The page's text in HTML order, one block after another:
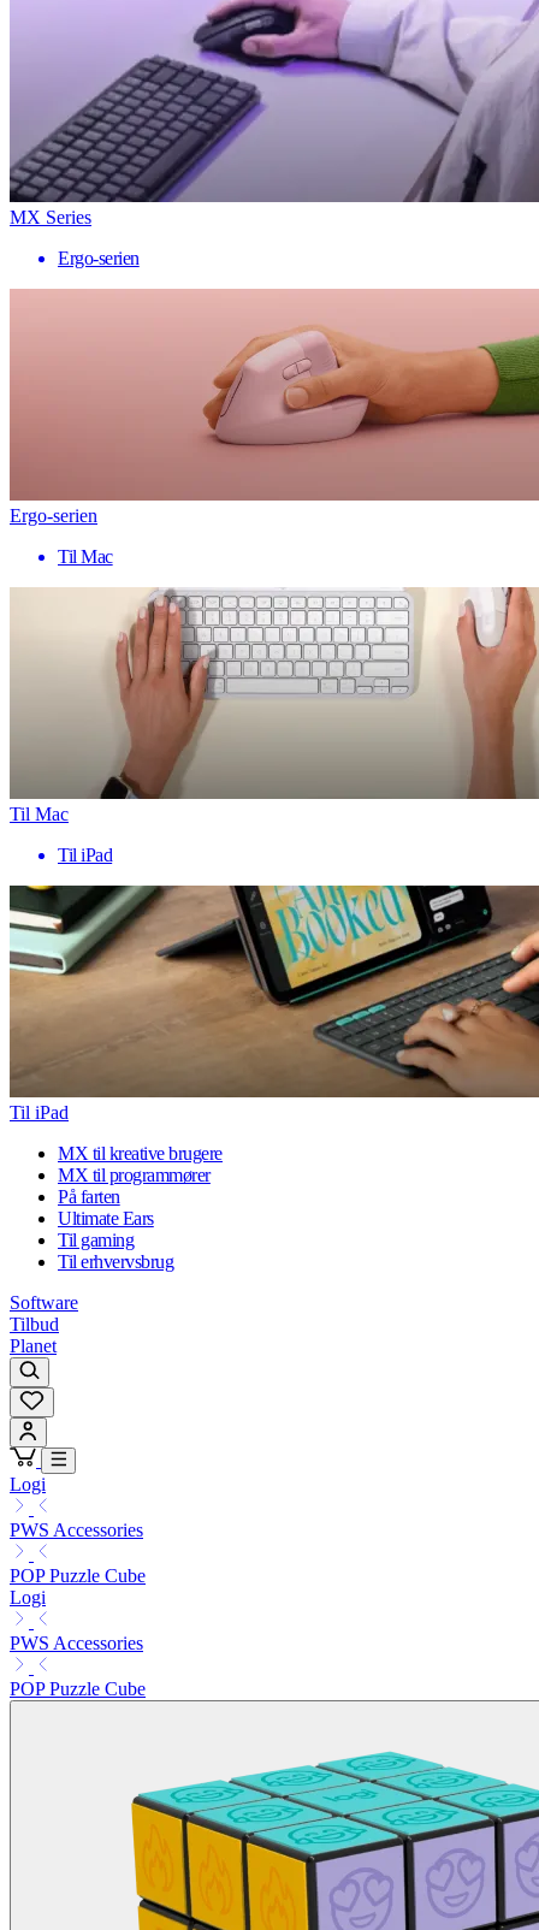
MX Series
Ergo-serien
Ergo-serien
Til Mac
Til Mac
Til iPad
Til iPad
MX til kreative brugere
MX til programmører
På farten
Ultimate Ears
Til gaming
Til erhvervsbrug
Software
Tilbud
Planet
Logi
PWS Accessories
POP Puzzle Cube
Logi
PWS Accessories
POP Puzzle Cube